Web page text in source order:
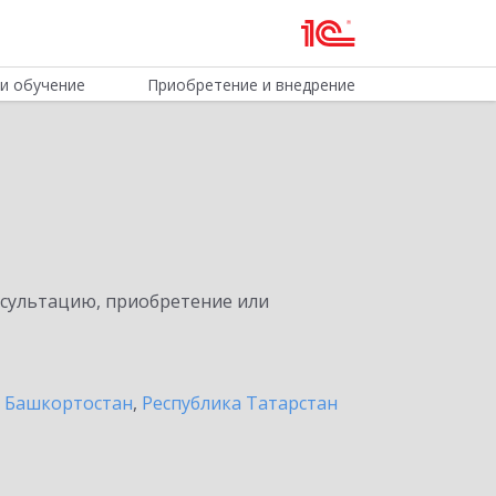
обучение Приобретение и внедрение
приобретение или
Башкортостан, Республика Татарстан